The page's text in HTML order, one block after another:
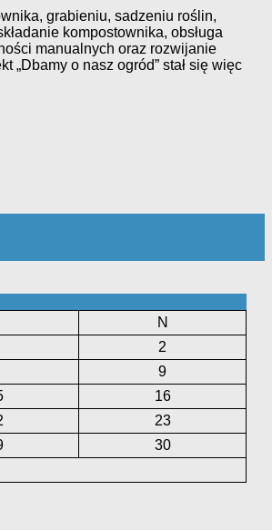
grabieniu, sadzeniu roślin,
kompostownika, obsługa
manualnych oraz rozwijanie
o nasz ogród” stał się więc
N
2
9
16
23
30